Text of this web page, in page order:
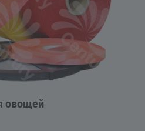
овощей